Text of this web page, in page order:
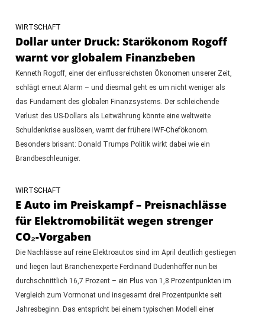
WIRTSCHAFT
Dollar unter Druck: Starökonom Rogoff
warnt vor globalem Finanzbeben
Kenneth Rogoff, einer der einflussreichsten Ökonomen unserer Zeit,
schlägt erneut Alarm – und diesmal geht es um nicht weniger als
das Fundament des globalen Finanzsystems. Der schleichende
Verlust des US-Dollars als Leitwährung könnte eine weltweite
Schuldenkrise auslösen, warnt der frühere IWF-Chefökonom.
Besonders brisant: Donald Trumps Politik wirkt dabei wie ein
Brandbeschleuniger.
WIRTSCHAFT
E Auto im Preiskampf – Preisnachlässe
für Elektromobilität wegen strenger
CO₂-Vorgaben
Die Nachlässe auf reine Elektroautos sind im April deutlich gestiegen
und liegen laut Branchenexperte Ferdinand Dudenhöffer nun bei
durchschnittlich 16,7 Prozent – ein Plus von 1,8 Prozentpunkten im
Vergleich zum Vormonat und insgesamt drei Prozentpunkte seit
Jahresbeginn. Das entspricht bei einem typischen Modell einer